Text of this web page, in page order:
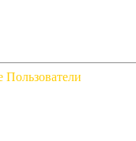
Пользователи